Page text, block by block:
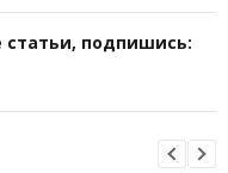
статьи, подпишись: